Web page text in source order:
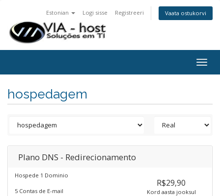
Estonian Logi sisse Registreeri Vaata ostukorvi
hospedagem
Plano DNS - Redirecionamento
Hospede 1 Dominio
5 Contas de E-mail
R$29,90
Kord aasta jooksul